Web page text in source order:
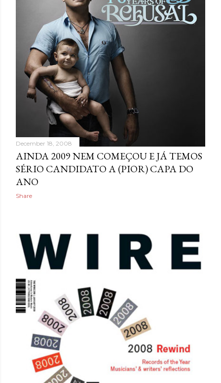
December 18, 2008
AINDA 2009 NEM COMEÇOU E JÁ TEMOS
SÉRIO CANDIDATO A (PIOR) CAPA DO
ANO
Share